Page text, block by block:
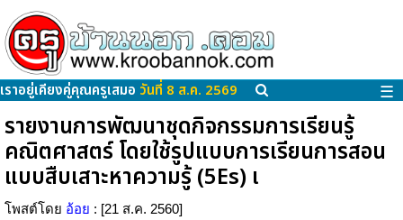
เราอยู่เคียงคู่คุณครูเสมอ วันที่ 8 ส.ค. 2569 ☰
รายงานการพัฒนาชุดกิจกรรมการเรียนรู้
คณิตศาสตร์ โดยใช้รูปแบบการเรียนการสอน
แบบสืบเสาะหาความรู้ (5Es) เ
โพสต์โดย อ้อย : [21 ส.ค. 2560]